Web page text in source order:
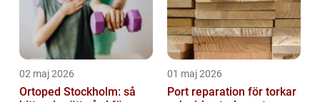
02 maj 2026
Ortoped Stockholm: så
01 maj 2026
Port reparation för torkar